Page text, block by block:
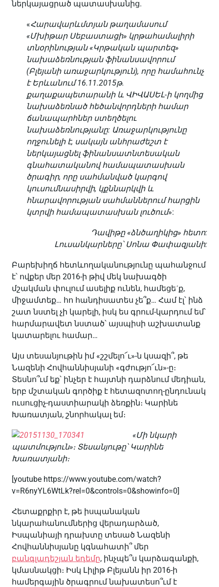
ներկայացրած պատասխանից.
«Հարավարևմտյան թաղամասում
«Մխիթար Սեբաստացի» կրթահամալիրի
տնօրինության «Կրթական պարտեզ»
նախաձեռնության ֆինանսավորում
(Բլեյանի առաջարկություն), որը համահունչ
է Երևանում 16.11.2015թ.
քաղաքապետարանի և ՎԻՎԱՍԵԼ-ի կողմից
նախաձեռնած հեծանվորդների համար
ճանապարհներ ստեղծելու
նախաձեռնությանը: Առաջարկությունը
ողջունելի է, սակայն անհրաժեշտ է
ներկայացնել ֆինանսատնտեսական
գնահատականով համապատասխան
ծրագիր, որը սահմանված կարգով
կուսումնասիրվի, կքննարկվի և
հնարավորության սահմաններում հարցին
կտրվի համապատասխան լուծում»:
Դավիթը «ձնծաղիկից» հետո:
Լուսանկարները՝ Սոնա Փափազյանի:
Բարեխիղճ հետևողականությունը պահանջում
է՝ ովքեր մեր 2016-ի թիվ մեկ նախագծի
մշակման փուլում ասելիք ունեն, համեցեˊք,
միջամտեք… հո հանդիսատես չե՞ք… Համ էլ՝ ինձ
շատ նստել չի կարելի, իսկ ես գրում-կարդում եմ՝
հարմարավետ նստած՝ այսպիսի աշխատանք
կատարելու համար…
Այս տեսանյութին իմ «շշմելո՜ւ»-ն կսազի՞, թե
Նազենի Հովհաննիսյանի «գժությո՜ւն»-ը։
Տեսնո՞ւմ եք՝ ինչեր է հայտնի դարձնում մեդիան,
երբ մշտական գործիք է հետազոտող-ընդունակ
ուսուցիչ-դաստիարակի ձեռքին։ Կարինե
Խառատյան, շնորհակալ եմ։
«Մի նկարի
պատմություն»։ Տեսանյութը՝ Կարինե
Խառատյանի։
[youtube https://www.youtube.com/watch?
v=R6nyYL6WtLk?rel=0&controls=0&showinfo=0]
Հետաքրքիր է, թե իսպանական
նկարահանումներից վերադարձած,
Իսպանիայի դրախտը տեսած Նազենի
Հովհաննիսյանը կգնահատի՞ մեր
բանգլադեշյան եդեմը, ինչպե՞ս կարձագանքի,
կմասնակցի։ Իսկ Լիլիթ Բլեյանն իր 2016-ի
համերգային ծրագրում նախատեսո՞ւմ է